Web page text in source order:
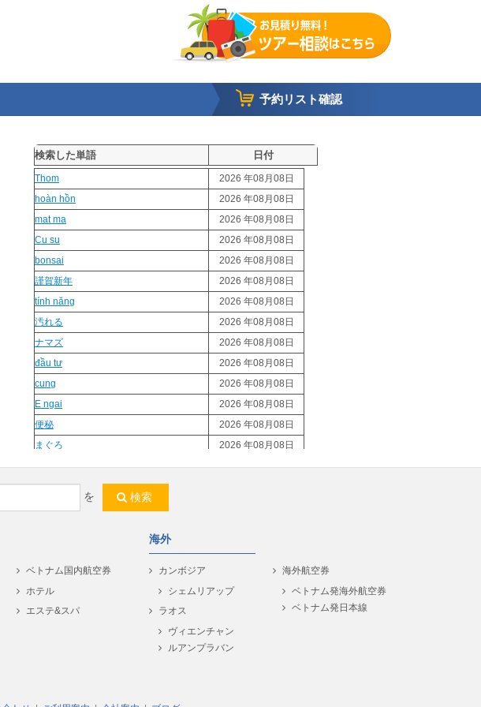
予約リスト確認
検索した単語 日付
Thom
2026 年08月08日
hoàn hồn
2026 年08月08日
mat ma
2026 年08月08日
Cu su
2026 年08月08日
bonsai
2026 年08月08日
謹賀新年
2026 年08月08日
tính năng
2026 年08月08日
汚れる
2026 年08月08日
ナマズ
2026 年08月08日
đầu tư
2026 年08月08日
cung
2026 年08月08日
E ngai
2026 年08月08日
便秘
2026 年08月08日
まぐろ
2026 年08月08日
dung len
2026 年08月08日
dung
sai
2026 年08月08日
ruou
2026 年08月08日
phu am
2026 年08月08日
2026 年08月08日
2026 年08月08日
を 検索
ベトナム国内航空券
ホテル
エステ&スパ
海外
カンボジア
シェムリアップ
ラオス
ヴィエンチャン
ルアンプラバン
海外航空券
ベトナム発海外航空券
ベトナム発日本線